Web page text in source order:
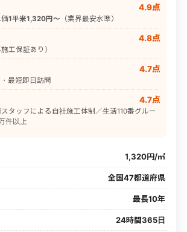
4.9点
1平米1,320円〜 （業界最安水準）
4.8点
工保証あり）
4.7点
最短即日訪問
4.7点
タッフによる自社施工体制／生活110番グルー
件以上
1,320円/㎡
全国47都道府県
最長10年
24時間365日